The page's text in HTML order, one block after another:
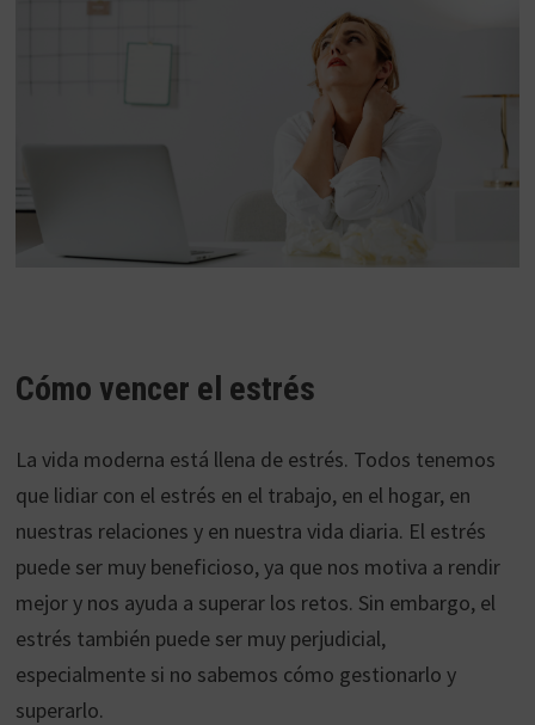
Cómo vencer el estrés
La vida moderna está llena de estrés. Todos tenemos
que lidiar con el estrés en el trabajo, en el hogar, en
nuestras relaciones y en nuestra vida diaria. El estrés
puede ser muy beneficioso, ya que nos motiva a rendir
mejor y nos ayuda a superar los retos. Sin embargo, el
estrés también puede ser muy perjudicial,
especialmente si no sabemos cómo gestionarlo y
superarlo.